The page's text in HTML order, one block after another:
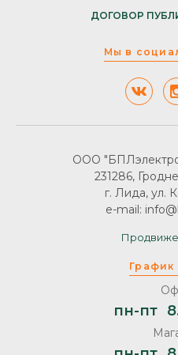
ДОГОВОР
Мы в
График
пн-пт
ООО
231286,
г. Лида, ул.
e-mail: